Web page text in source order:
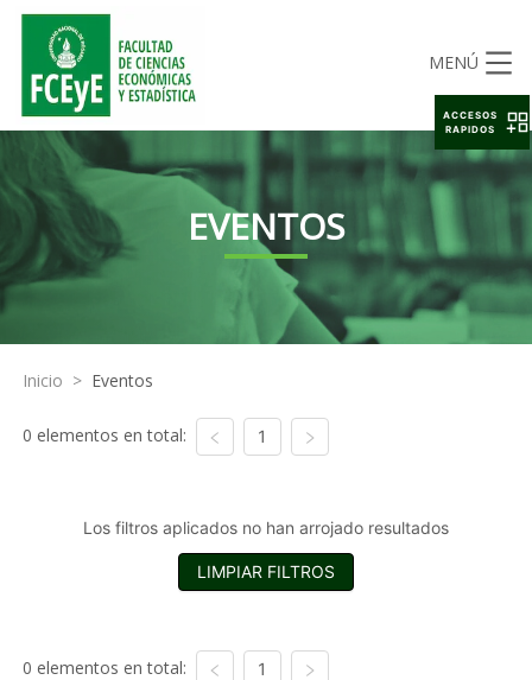
MENÚ
EVENTOS
Inicio > Eventos
0 elementos en total: 1
Los filtros aplicados no han arrojado resultados
LIMPIAR FILTROS
0 elementos en total: 1
ACCESOS
RAPIDOS